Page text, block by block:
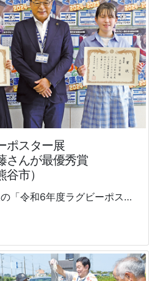
ポスター展
さんが最優秀賞
谷市）
熊谷市内の小中学生が対象の「令和6年度ラグビーポスター展」の審査がこのほど行われ、